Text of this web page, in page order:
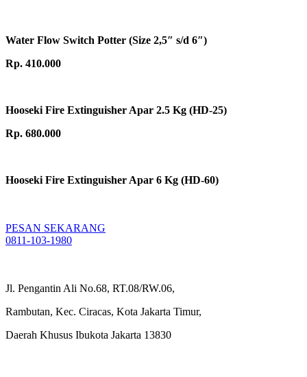
Water Flow Switch Potter (Size 2,5″ s/d 6″)
Rp. 410.000
Hooseki Fire Extinguisher Apar 2.5 Kg (HD-25)
Rp. 680.000
Hooseki Fire Extinguisher Apar 6 Kg (HD-60)
PESAN SEKARANG
0811-103-1980
Jl. Pengantin Ali No.68, RT.08/RW.06,
Rambutan, Kec. Ciracas, Kota Jakarta Timur,
Daerah Khusus Ibukota Jakarta 13830